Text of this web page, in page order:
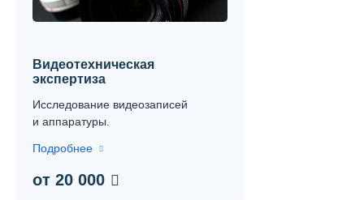
Видеотехническая
экспертиза
Исследование видеозаписей
и аппаратуры.
Подробнее
от 20 000